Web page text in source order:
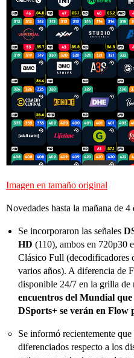
Imagen en tamaño original
Novedades hasta la mañana de 4
Se incorporaron las señales
HD (110), ambos en
Clásico Full (decodificadores
varios años). A diferencia de
disponible 24/7 en la grilla de
encuentros del Mundial
DSports+ se verán en Flow
Se informó recientemente
diferenciados respecto a los